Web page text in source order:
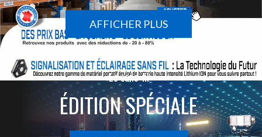
AFFICHER PLUS
Le sans-fil
ÉDITION SPÉCIALE